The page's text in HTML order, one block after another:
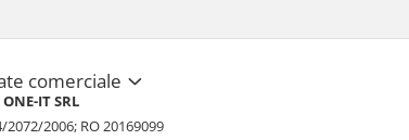
comerciale
ONE-IT SRL
2072/2006; RO 20169099